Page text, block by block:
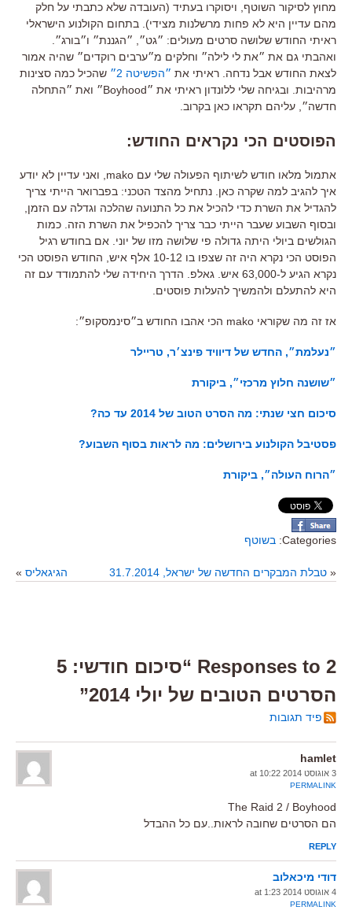
מחוץ לסיקור השוטף, ויסוקרו בעתיד (העובדה שלא כתבתי על חלק
מהם עדיין היא לא פחות מרשלנות מצידי). בתחום הקולנוע הישראלי
ראיתי החודש שלושה סרטים מעולים: ״גט״, ״הגננת״ ו״בורג״.
ואהבתי גם את ״את לי לילה״ וחלקים מ״ערבים רוקדים״ שהיה אמור
לצאת החודש אבל נדחה. ראיתי את ״הפשיטה 2״
שהכיל כמה סצינות
מרהיבות. ובגיחה שלי ללונדון ראיתי את ״Boyhood״ ואת ״התחלה
חדשה״, עליהם תקראו כאן בקרוב.
הפוסטים הכי נקראים החודש:
אתמול מלאו חודש לשיתוף הפעולה שלי עם mako, ואני עדיין לא יודע
איך להגיב למה שקרה כאן. נתחיל מהצד הטכני: בפברואר הייתי צריך
להגדיל את השרת כדי להכיל את כל התנועה שהלכה וגדלה עם הזמן,
ובסוף השבוע שעבר הייתי כבר צריך להכפיל את השרת הזה. כמות
הגולשים ביולי היתה גדולה פי שלושה מזו של יוני. אם בחודש רגיל
הפוסט הכי נקרא היה זה שצפו בו 10-12 אלף איש, החודש הפוסט הכי
נקרא הגיע ל-63,000 איש. גאלפ. הדרך היחידה שלי להתמודד עם זה
היא להתעלם ולהמשיך להעלות פוסטים.
אז זה מה שקוראי mako הכי אהבו החודש ב״סינמסקופ״:
״נעלמת״, החדש של דיוויד פינצ׳ר, טריילר
״שושנה חלוץ מרכזי״, ביקורת
סיכום חצי שנתי: מה הסרט הטוב של 2014 עד כה?
פסטיבל הקולנוע בירושלים: מה לראות בסוף השבוע?
״הרוח העולה״, ביקורת
Categories: בשוטף
« טבלת המבקרים החדשה של ישראל, 31.7.2014 הגיגאליס »
2 Responses to “סיכום חודשי: 5
הסרטים הטובים של יולי 2014”
פיד תגובות
hamlet
3 אוגוסט 2014 at 10:22
PERMALINK
The Raid 2 / Boyhood
הם הסרטים שחובה לראות..עם כל ההבדל
REPLY
דודי מיכאלוב
4 אוגוסט 2014 at 1:23
PERMALINK